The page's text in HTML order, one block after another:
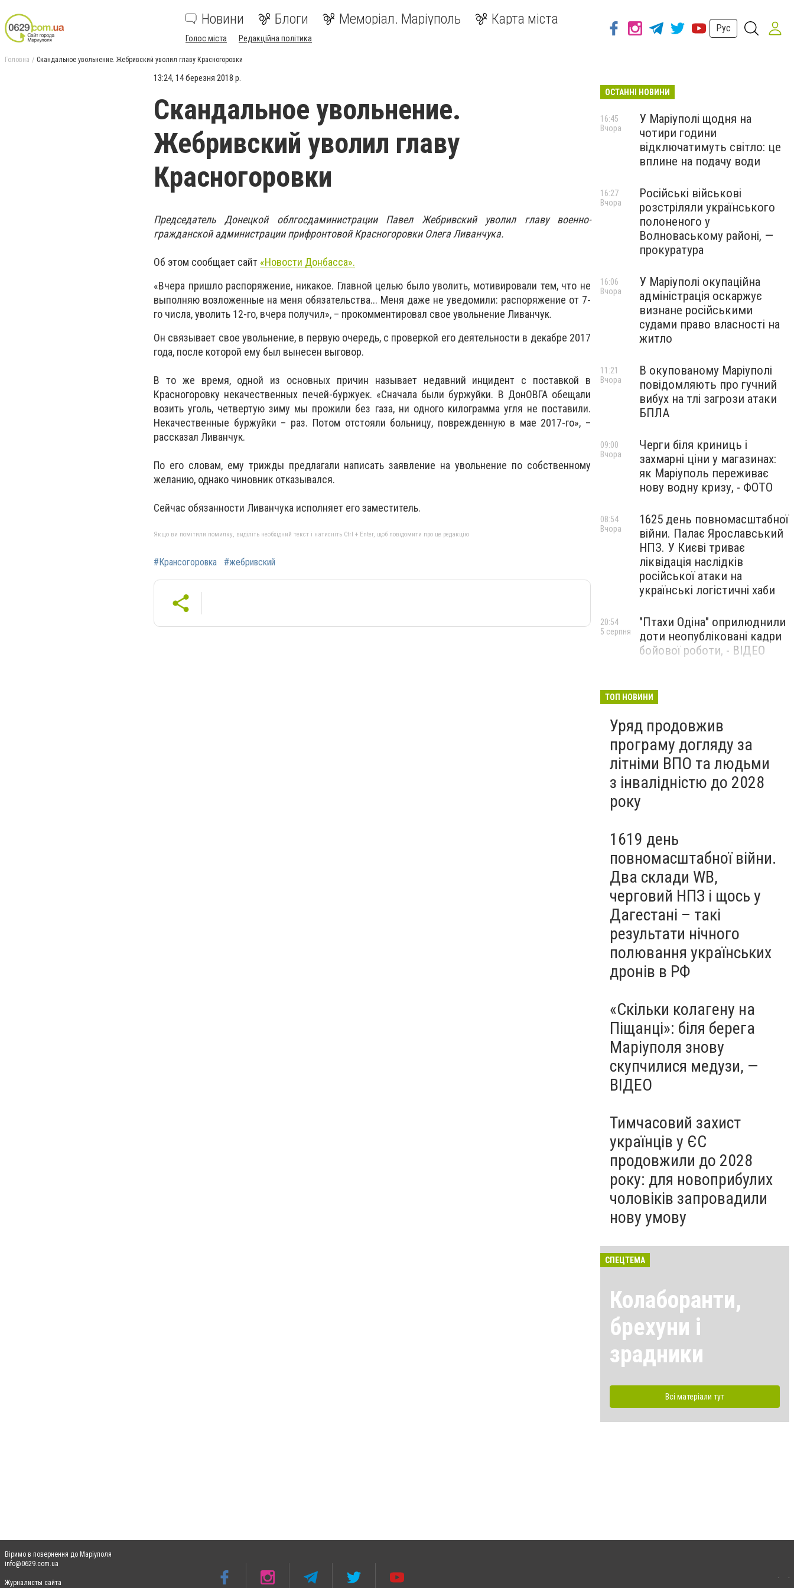
Новини Блоги Меморіал. Маріуполь Карта міста
Голос міста Редакційна політика
Рус
Головна Скандальное увольнение. Жебривский уволил главу Красногоровки
13:24, 14 березня 2018 р.
Скандальное увольнение.
Жебривский уволил главу
Красногоровки
Председатель Донецкой облгосдаминистрации Павел Жебривский уволил главу военно-
гражданской администрации прифронтовой Красногоровки Олега Ливанчука.
Об этом сообщает сайт «Новости Донбасса».
«Вчера пришло распоряжение, никакое. Главной целью было уволить, мотивировали тем, что не
выполняю возложенные на меня обязательства... Меня даже не уведомили: распоряжение от 7-
го числа, уволить 12-го, вчера получил», – прокомментировал свое увольнение Ливанчук.
Он связывает свое увольнение, в первую очередь, с проверкой его деятельности в декабре 2017
года, после которой ему был вынесен выговор.
В то же время, одной из основных причин называет недавний инцидент с поставкой в
Красногоровку некачественных печей-буржуек. «Сначала были буржуйки. В ДонОВГА обещали
возить уголь, четвертую зиму мы прожили без газа, ни одного килограмма угля не поставили.
Некачественные буржуйки – раз. Потом отстояли больницу, поврежденную в мае 2017-го», –
рассказал Ливанчук.
По его словам, ему трижды предлагали написать заявление на увольнение по собственному
желанию, однако чиновник отказывался.
Сейчас обязанности Ливанчука исполняет его заместитель.
Якщо ви помітили помилку, виділіть необхідний текст і натисніть Ctrl + Enter, щоб повідомити про це редакцію
#Крансогоровка #жебривский
ОСТАННІ НОВИНИ
У Маріуполі щодня на
чотири години
відключатимуть світло: це
вплине на подачу води
16:45
Вчора
Російські військові
розстріляли українського
полоненого у
Волноваському районі, —
прокуратура
16:27
Вчора
У Маріуполі окупаційна
адміністрація оскаржує
визнане російськими
судами право власності на
житло
16:06
Вчора
В окупованому Маріуполі
повідомляють про гучний
вибух на тлі загрози атаки
БПЛА
11:21
Вчора
Черги біля криниць і
захмарні ціни у магазинах:
як Маріуполь переживає
нову водну кризу, - ФОТО
09:00
Вчора
1625 день повномасштабної
війни. Палає Ярославський
НПЗ. У Києві триває
ліквідація наслідків
російської атаки на
українські логістичні хаби
08:54
Вчора
"Птахи Одіна" оприлюднили
доти неопубліковані кадри
бойової роботи, - ВІДЕО
20:54
5 серпня
Бєдняков зіграє тата
новому українському
фільмі, - ФОТО
5 серпня
ТОП НОВИНИ
Уряд продовжив
програму догляду за
літніми ВПО та людьми
з інвалідністю до 2028
року
1619 день
повномасштабної війни.
Два склади WB,
черговий НПЗ і щось у
Дагестані – такі
результати нічного
полювання українських
дронів в РФ
«Скільки колагену на
Піщанці»: біля берега
Маріуполя знову
скупчилися медузи, —
ВІДЕО
Тимчасовий захист
українців у ЄС
продовжили до 2028
року: для новоприбулих
чоловіків запровадили
нову умову
СПЕЦТЕМА
Колаборанти,
брехуни і
зрадники
Всі матеріали тут
Віримо в повернення до Маріуполя
info@0629.com.ua
Журналисты сайта